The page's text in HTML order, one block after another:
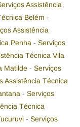
Assistência
Belém -
Assistência
Penha - Serviços
Técnica Vila
Matilde - Serviços
Assistência Técnica
- Serviços
Técnica
- Serviços